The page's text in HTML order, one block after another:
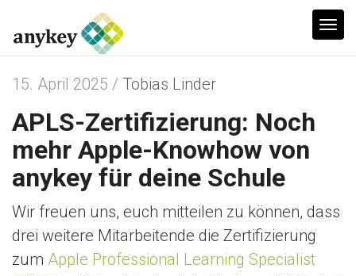
T
v
15. April 2025 / Tobias Linder
APLS-Zertifizierung: Noch
mehr Apple-Knowhow von
anykey für deine Schule
Wir freuen uns, euch mitteilen zu können, dass
drei weitere Mitarbeitende die Zertifizierung
zum Apple Professional Learning Specialist